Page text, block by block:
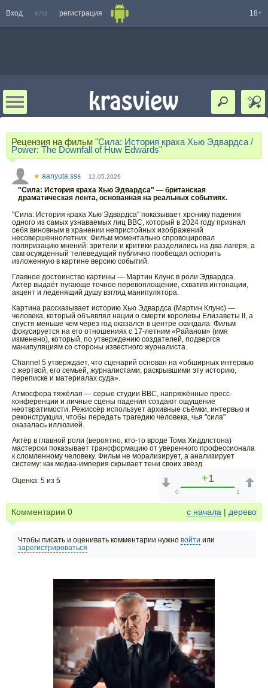
Вход или регистрация 18+
Рецензия на фильм "Сила: История краха Хью Эдвардса /
Power: The Downfall of Huw Edwards"
★ aanyuta.sss 12.05.2026
"Сила: История краха Хью Эдвардса" — британская
драматическая лента, основанная на реальных событиях.
"Сила: История краха Хью Эдвардса" показывает хронику падения
одного из самых узнаваемых лиц BBC, который в 2024 году признал
себя виновным в хранении непристойных изображений
несовершеннолетних. Фильм моментально спровоцировал
поляризацию мнений: зрители и критики разделились на два лагеря, а
сам осужденный телеведущий публично пообещал оспорить
изложенную в картине версию событий.
Главное достоинство картины — Мартин Клунс в роли Эдвардса.
Актёр выдаёт пугающе точное перевоплощение, схватив интонации,
акцент и леденящий душу взгляд манипулятора.
Картина рассказывает историю Хью Эдвардса (Мартин Клунс) —
человека, который объявлял нации о смерти королевы Елизаветы II, а
спустя меньше чем через год оказался в центре скандала. Фильм
фокусируется на его отношениях с 17-летним «Райаном» (имя
изменено), который, по утверждению создателей, подвергся
манипуляциям со стороны известного журналиста.
Channel 5 утверждает, что сценарий основан на «обширных интервью
с жертвой, его семьей, журналистами, раскрывшими эту историю,
переписке и материалах суда».
Атмосфера тяжёлая — серые студии BBC, напряжённые пресс-
конференции и личные сцены падения создают ощущение
неотвратимости. Режиссёр использует архивные съёмки, интервью и
реконструкции, чтобы передать трагедию человека, чья "сила"
оказалась иллюзией.
Актёр в главной роли (вероятно, кто-то вроде Тома Хиддлстона)
мастерски показывает трансформацию от уверенного профессионала
к сломленному человеку. Фильм не морализирует, а анализирует
систему: как медиа-империя скрывает тени своих звёзд.
Оценка: 5 из 5
+1
0 1
Комментарии 0 с начала | дерево
Чтобы писать и оценивать комментарии нужно войти или
зарегистрироваться